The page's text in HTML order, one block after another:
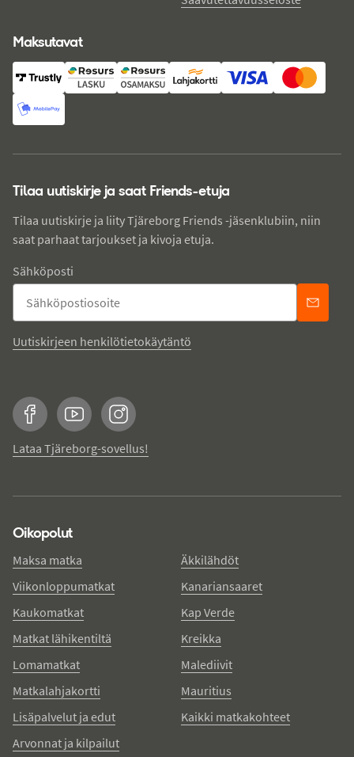
Maksutavat
Tilaa uutiskirje ja saat Friends-etuja
Tilaa uutiskirje ja liity Tjäreborg Friends -jäsenklubiin, niin
saat parhaat tarjoukset ja kivoja etuja.
Sähköposti
Uutiskirjeen henkilötietokäytäntö
FacebookYouTubeInstagram
Lataa Tjäreborg-sovellus!
Oikopolut
Maksa matka
Viikonloppumatkat
Kaukomatkat
Matkat lähikentiltä
Lomamatkat
Matkalahjakortti
Lisäpalvelut ja edut
Arvonnat ja kilpailut
Äkkilähdöt
Kanariansaaret
Kap Verde
Kreikka
Malediivit
Mauritius
Kaikki matkakohteet